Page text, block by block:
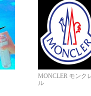
MONCLER モンク
ル